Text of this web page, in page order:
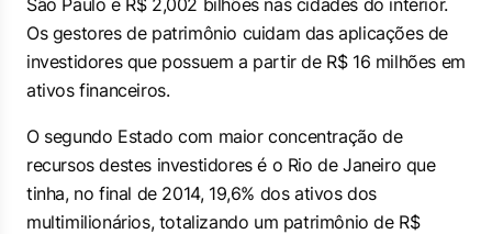
São Paulo e R$ 2,002 bilhões nas cidades do interior.
Os gestores de patrimônio cuidam das aplicações de
investidores que possuem a partir de R$ 16 milhões em
ativos financeiros.
O segundo Estado com maior concentração de
recursos destes investidores é o Rio de Janeiro que
tinha, no final de 2014, 19,6% dos ativos dos
multimilionários, totalizando um patrimônio de R$